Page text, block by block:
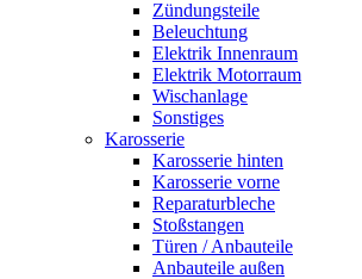
Zündungsteile
Beleuchtung
Elektrik Innenraum
Elektrik Motorraum
Wischanlage
Sonstiges
Karosserie
Karosserie hinten
Karosserie vorne
Reparaturbleche
Stoßstangen
Türen / Anbauteile
Anbauteile außen